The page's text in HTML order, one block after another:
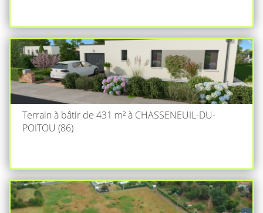
Terrain à bâtir de 431 m² à CHASSENEUIL-DU-
POITOU (86)